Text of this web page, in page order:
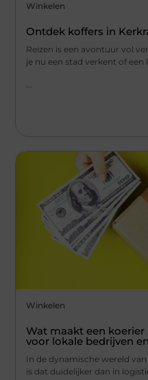
Winkelen
Ontdek koffers in
Reizen is een avontuur vol
je nu een stad verkent of
Winkelen
Wat maakt een
voor lokale bedrijven
In de dynamische wereld
is dat duidelijker dan in